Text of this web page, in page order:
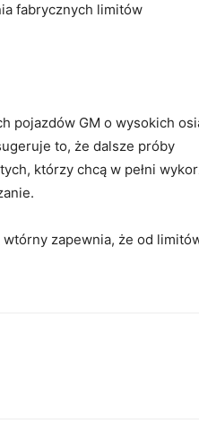
fabrycznych limitów
pojazdów GM o wysokich
to, że dalsze próby
którzy chcą w pełni
zapewnia, że ​​od